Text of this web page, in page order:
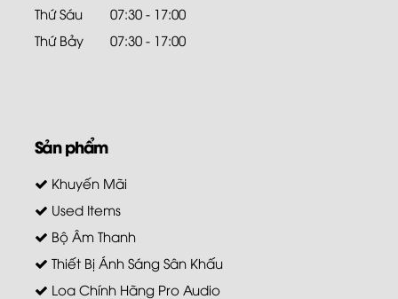
Thứ Sáu
07:30 - 17:00
Thứ Bảy
07:30 - 17:00
Sản phẩm
Khuyến Mãi
Used Items
Bộ Âm Thanh
Thiết Bị Ánh Sáng Sân Khấu
Loa Chính Hãng Pro Audio